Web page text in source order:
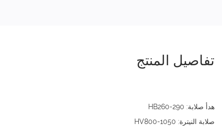
تفاصيل المنتج
هدأ صلابة: HB260-290
صلابة النيترة: HV800-1050